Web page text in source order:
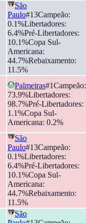
São
Paulo#13Campeão:
0.1%Libertadores:
6.4%Pré-Libertadores:
10.1%Copa Sul-
Americana:
44.7%Rebaixamento:
11.5%
Palmeiras#1Campeão:
73.9%Libertadores:
98.7%Pré-Libertadores:
1.1%Copa Sul-
Americana: 0.2%
São
Paulo#13Campeão:
0.1%Libertadores:
6.4%Pré-Libertadores:
10.1%Copa Sul-
Americana:
44.7%Rebaixamento:
11.5%
São